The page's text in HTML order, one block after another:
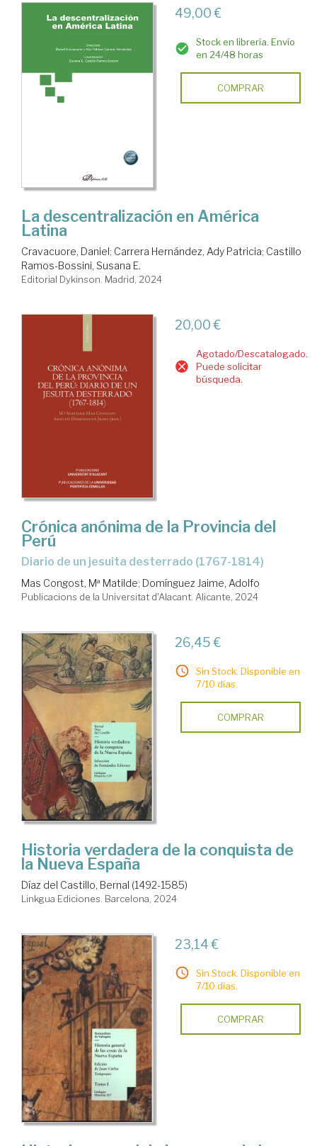
49,00 €
Stock en librería. Envío
en 24/48 horas
COMPRAR
La descentralización en América
Latina
Cravacuore, Daniel; Carrera Hernández, Ady Patricia; Castillo
Ramos-Bossini, Susana E.
Editorial Dykinson. Madrid, 2024
20,00 €
Agotado/Descatalogado.
Puede solicitar
búsqueda.
Crónica anónima de la Provincia del
Perú
diario de un jesuita desterrado (1767-1814)
Mas Congost, Mª Matilde; Domínguez Jaime, Adolfo
Publicacions de la Universitat d'Alacant. Alicante, 2024
26,45 €
Sin Stock. Disponible en
7/10 días.
COMPRAR
Historia verdadera de la conquista de
la Nueva España
Díaz del Castillo, Bernal (1492-1585)
Linkgua Ediciones. Barcelona, 2024
23,14 €
Sin Stock. Disponible en
7/10 días.
COMPRAR